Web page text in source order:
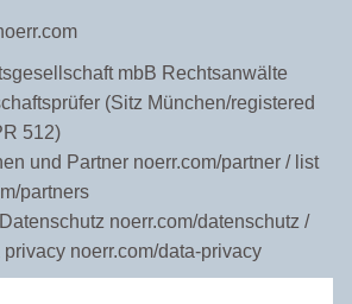
mbB Rechtsanwälte
(Sitz München/registered
512)
und Partner noerr.com/partner / list
partners
noerr.com/datenschutz /
noerr.com/data-privacy